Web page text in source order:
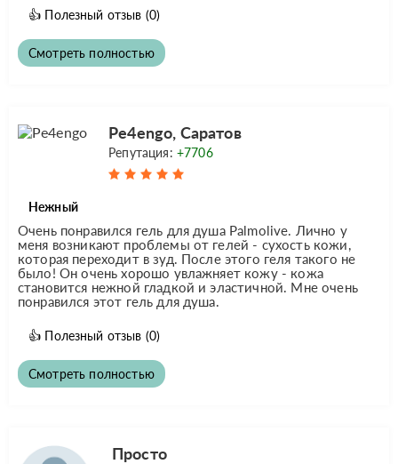
👍 Полезный отзыв (0)
Смотреть полностью
Pe4engo, Саратов
Репутация: +7706
Нежный
Очень понравился гель для душа Palmolive. Лично у
меня возникают проблемы от гелей - сухость кожи,
которая переходит в зуд. После этого геля такого не
было! Он очень хорошо увлажняет кожу - кожа
становится нежной гладкой и эластичной. Мне очень
понравился этот гель для душа.
👍 Полезный отзыв (0)
Смотреть полностью
Просто